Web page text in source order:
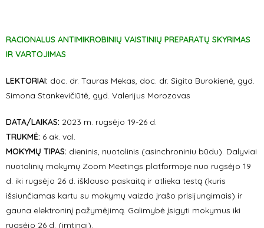
RACIONALUS ANTIMIKROBINIŲ VAISTINIŲ PREPARATŲ SKYRIMAS
IR VARTOJIMAS
LEKTORIAI: doc. dr. Tauras Mekas, doc. dr. Sigita Burokienė, gyd.
Simona Stankevičiūtė, gyd. Valerijus Morozovas
DATA/LAIKAS: 2023 m. rugsėjo 19-26 d.
TRUKMĖ: 6 ak. val.
MOKYMŲ TIPAS: dieninis, nuotolinis (asinchroniniu būdu). Dalyviai
nuotolinių mokymų Zoom Meetings platformoje nuo rugsėjo 19
d. iki rugsėjo 26 d. išklauso paskaitą ir atlieka testą (kuris
išsiunčiamas kartu su mokymų vaizdo įrašo prisijungimais) ir
gauna elektroninį pažymėjimą. Galimybė įsigyti mokymus iki
rugsėjo 26 d. (imtinai).